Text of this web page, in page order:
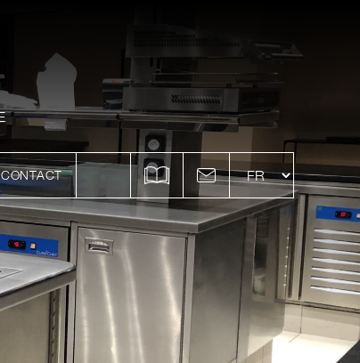
CONTACT